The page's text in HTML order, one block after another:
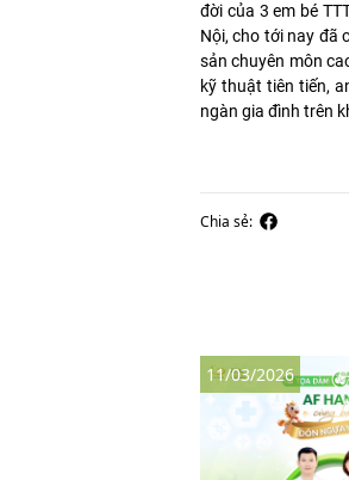
đời của 3 em bé
Nội, cho tới nay đã
sản chuyên môn
kỹ thuật tiên tiến,
ngàn gia đình trên
Chia sẻ:
11/03/2026